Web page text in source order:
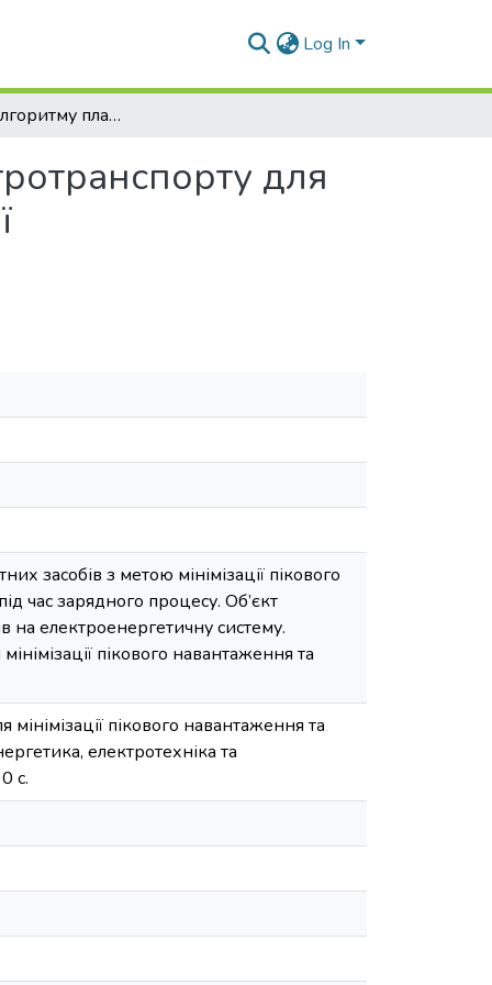
Log In
Розробка алгоритму планування зарядки електротранспорту для мінімізації пікового навантаження та оптимізації електроспоживання
для
засобів з метою мінімізації пікового
час зарядного процесу. Об’єкт
на електроенергетичну систему.
пікового навантаження та
пікового навантаження та
електротехніка та
с.